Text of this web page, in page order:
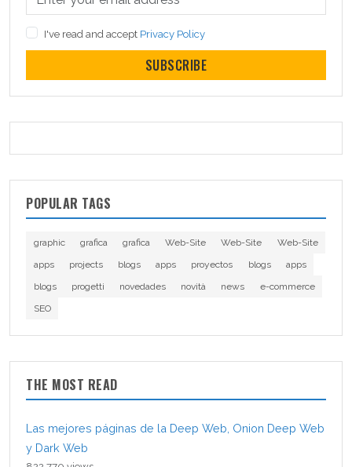
I've read and accept Privacy Policy
SUBSCRIBE
POPULAR TAGS
graphic grafica grafica Web-Site Web-Site
Web-Site
apps
projects blogs apps proyectos blogs
apps
blogs
progetti novedades novità news
e-commerce
SEO
THE MOST READ
Las mejores páginas de la Deep Web, Onion Deep Web
y Dark Web